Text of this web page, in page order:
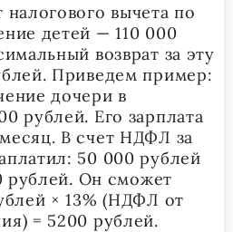
вычета по
детей — 110 000
возврат за эту
Приведем пример:
дочери в
рублей. Его зарплата
В счет НДФЛ за
50 000 рублей
рублей. Он сможет
× 13% (НДФЛ от
= 5200 рублей.